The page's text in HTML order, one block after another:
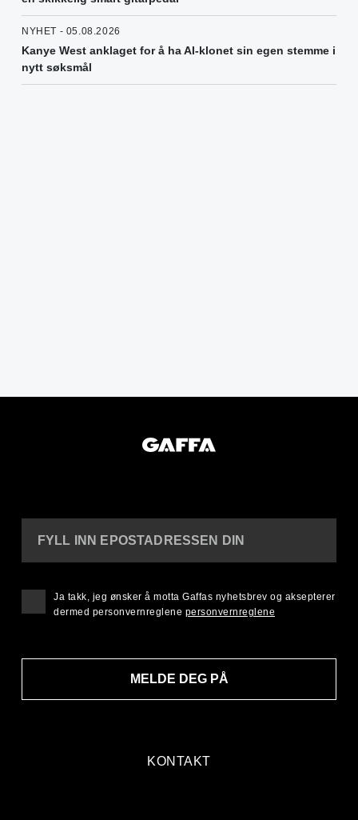
NYHET - 05.08.2026
Kanye West anklaget for å ha AI-klonet sin egen stemme i
nytt søksmål
KONTAKT
FYLL INN EPOSTADRESSEN DIN
MELDE DEG PÅ
Ja takk, jeg ønsker å motta Gaffas nyhetsbrev og aksepterer
dermed personvernreglene personvernreglene